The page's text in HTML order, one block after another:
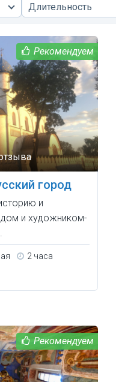
Длительность
город
и
и художником-
2 часа